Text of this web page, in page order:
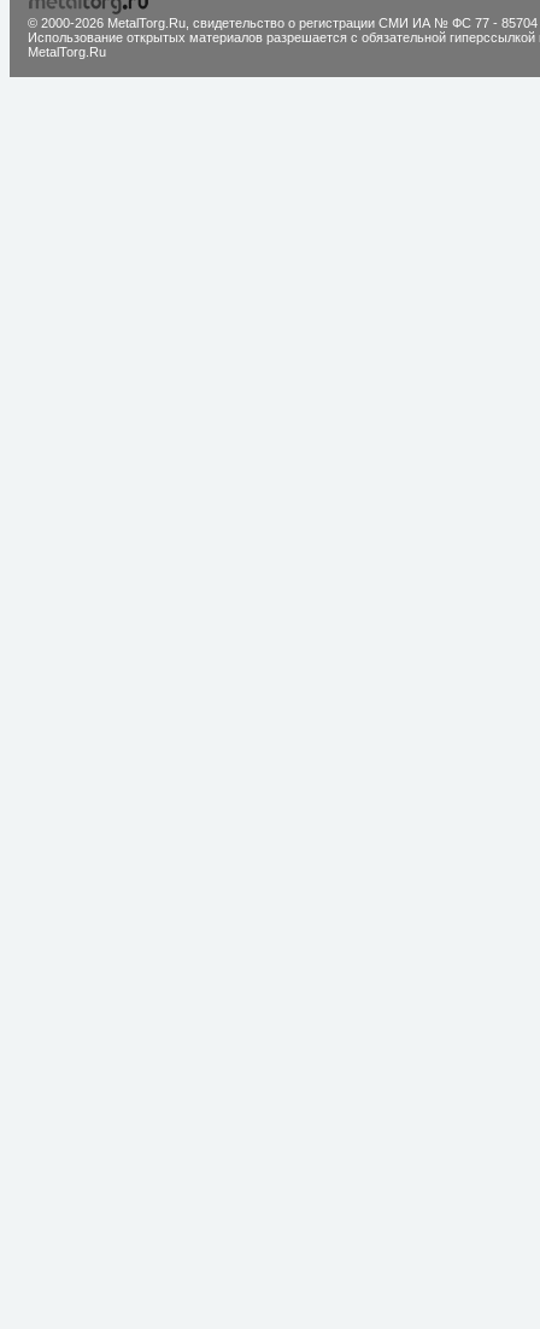
© 2000-2026 MetalTorg.Ru, cвидетельство о регистрации СМИ ИА № ФС 77 - 85704
Использование открытых материалов разрешается с обязательной гиперссылкой
MetalTorg.Ru